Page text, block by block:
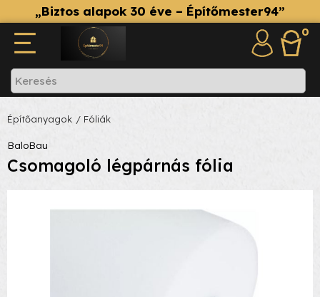
„Biztos alapok 30 éve – Építőmester94”
0
Építőanyagok / Fóliák
BaloBau
Csomagoló légpárnás fólia